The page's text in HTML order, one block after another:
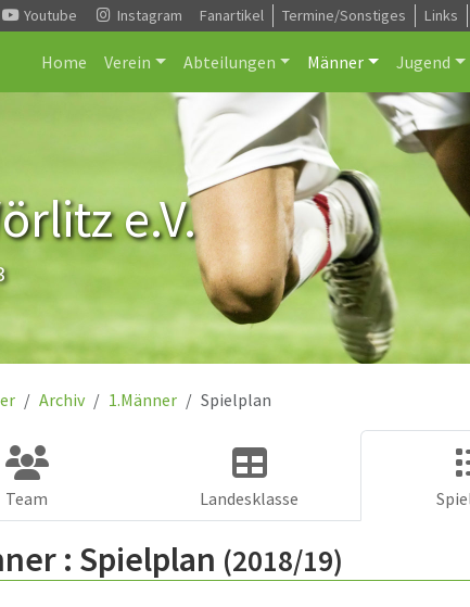
Youtube Instagram Fanartikel Termine/Sonstiges Links
Home Verein Abteilungen Männer Jugend
e.V.
Archiv 1.Männer Spielplan
Team Landesklasse
: Spielplan (2018/19)